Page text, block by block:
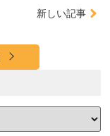
新しい記事